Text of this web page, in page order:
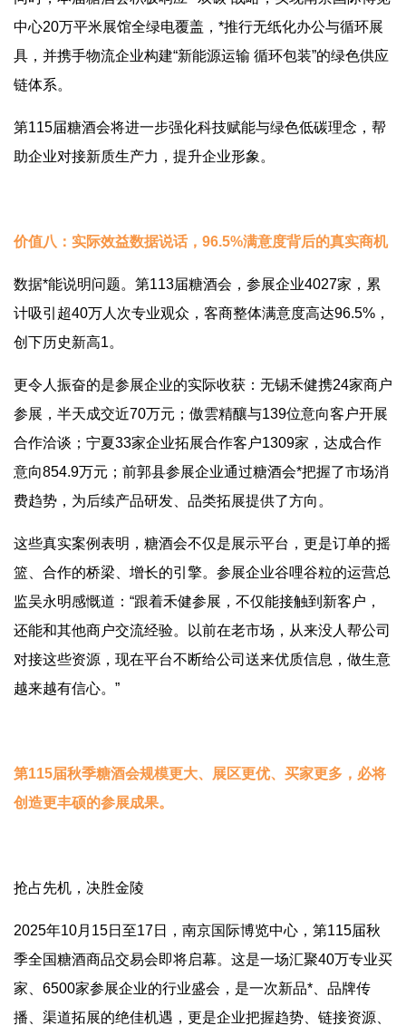
中心20万平米展馆全绿电覆盖，*推行无纸化办公与循环展
具，并携手物流企业构建“新能源运输 循环包装”的绿色供应
链体系。
第115届糖酒会将进一步强化科技赋能与绿色低碳理念，帮
助企业对接新质生产力，提升企业形象。
价值八：实际效益数据说话，96.5%满意度背后的真实商机
数据*能说明问题。第113届糖酒会，参展企业4027家，累
计吸引超40万人次专业观众，客商整体满意度高达96.5%，
创下历史新高1。
更令人振奋的是参展企业的实际收获：无锡禾健携24家商户
参展，半天成交近70万元；傲雲精釀与139位意向客户开展
合作洽谈；宁夏33家企业拓展合作客户1309家，达成合作
意向854.9万元；前郭县参展企业通过糖酒会*把握了市场消
费趋势，为后续产品研发、品类拓展提供了方向。
这些真实案例表明，糖酒会不仅是展示平台，更是订单的摇
篮、合作的桥梁、增长的引擎。参展企业谷哩谷粒的运营总
监吴永明感慨道：“跟着禾健参展，不仅能接触到新客户，
还能和其他商户交流经验。以前在老市场，从来没人帮公司
对接这些资源，现在平台不断给公司送来优质信息，做生意
越来越有信心。”
第115届秋季糖酒会规模更大、展区更优、买家更多，必将
创造更丰硕的参展成果。
抢占先机，决胜金陵
2025年10月15日至17日，南京国际博览中心，第115届秋
季全国糖酒商品交易会即将启幕。这是一场汇聚40万专业买
家、6500家参展企业的行业盛会，是一次新品*、品牌传
播、渠道拓展的绝佳机遇，更是企业把握趋势、链接资源、